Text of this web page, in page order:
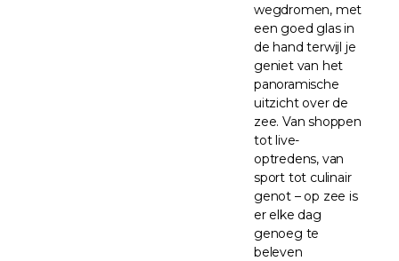
wegdromen, met
een goed glas in
de hand terwijl je
geniet van het
panoramische
uitzicht over de
zee. Van shoppen
tot live-
optredens, van
sport tot culinair
genot – op zee is
er elke dag
genoeg te
beleven